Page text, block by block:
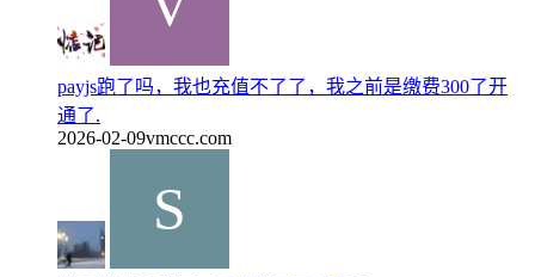
payjs跑了吗，我也充值不了了，我之前是缴费300了开
通了.
2026-02-09vmccc.com